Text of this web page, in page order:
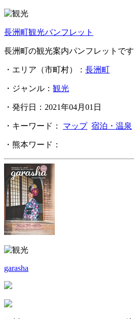
長洲町観光パンフレット
長洲町の観光案内パンフレットです
・エリア（市町村）： 長洲町
・ジャンル： 観光
・発行日：2021年04月01日
・キーワード： マップ 宿泊・温泉
・熊本ワード：
garasha